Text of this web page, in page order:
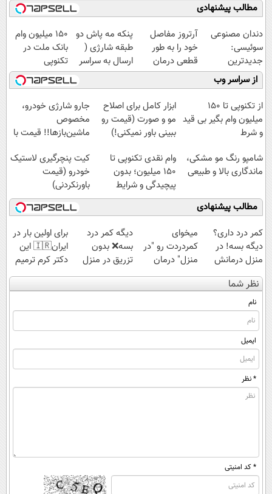
مطالب پیشنهادی
دندان مصنوعی
سوئیسی:
جدیدترین
فناوری اروپا،
سبک و مقاوم |
پرداخت قسطی
آرتروز مفاصل
خود را به طور
قطعی درمان
کنید!
◗پرسش‌نامه◖
پنکه مه پاش دو
طبقه شارژی (
ارسال به سراسر
کشور)
150 میلیون وام
بانک ملت در
تکنوپی
از سراسر وب
از تکنوپی تا 150
میلیون وام بگیر بی قید
و شرط
ابزار کامل برای اصلاح
مو و صورت (قیمت رو
ببینی باور نمیکنی!)
جارو شارژی خودرو،
مخصوص
ماشین‌باز‌ها!! قیمت با
1,499,000
شامپو رنگ مو مشکی،
ماندگاری بالا و طبیعی
وام نقدی تکنوپی تا
۱۵۰ میلیون؛ بدون
پیچیدگی و شرایط
سخت
کیت پنچرگیری لاستیک
خودرو (قیمت
باورنکردنی)
مطالب پیشنهادی
کمر درد داری؟
دیگه بسه! در
منزل درمانش
کن
(◀پرسش‌نامه)
میخوای
کمردردت رو "در
منزل" درمان
کنی؟ (◂فیلم +
◂پرسش‌نامه)
دیگه کمر درد
بسه❌ بدون
تزریق در منزل
درمانش کن✅
◀پرسش‌نامه پر
برای اولین بار در
ایران🇮🇷 این
دکتر کرم ترمیم
کننده 23 روزه
ساخت!
نظر شما
نام
ایمیل
* نظر
* کد امنیتی